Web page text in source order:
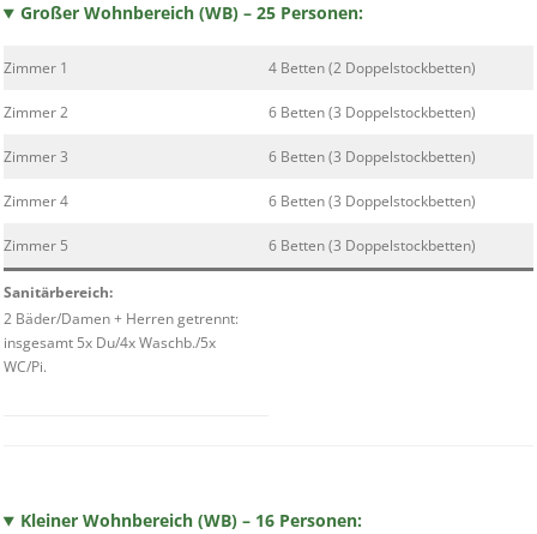
Großer Wohnbereich (WB) – 25 Personen:
Zimmer 1 4 Betten (2 Doppelstockbetten)
Zimmer 2 6 Betten (3 Doppelstockbetten)
Zimmer 3 6 Betten (3 Doppelstockbetten)
Zimmer 4 6 Betten (3 Doppelstockbetten)
Zimmer 5 6 Betten (3 Doppelstockbetten)
Sanitärbereich:
2 Bäder/Damen + Herren getrennt:
insgesamt 5x Du/4x Waschb./5x
WC/Pi.
Kleiner Wohnbereich (WB) – 16 Personen: